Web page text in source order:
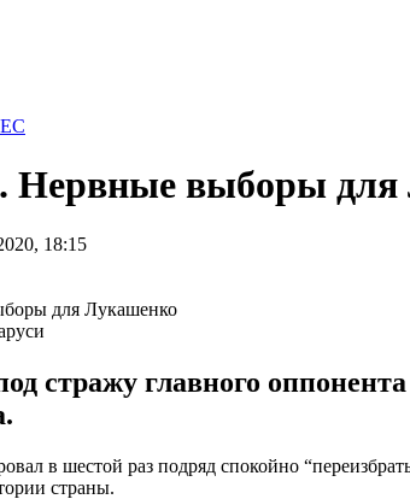
ЕС
Нервные выборы
18:15
стражу главного
в шестой раз подряд спокойно
страны.